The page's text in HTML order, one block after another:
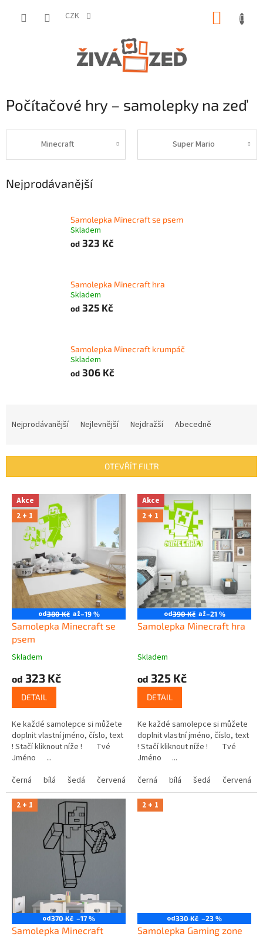
CZK
Počítačové hry – samolepky na zeď
Minecraft Super Mario
Nejprodávanější
Samolepka Minecraft se psem
Skladem
od 323 Kč
Samolepka Minecraft hra
Skladem
od 325 Kč
Samolepka Minecraft krumpáč
Skladem
od 306 Kč
í
Nejprodávanější Nejlevnější Nejdražší Abecedně
OTEVŘÍT FILTR
V
p
Akce
2 + 1
od380 Kč až–19 %
Samolepka Minecraft se
psem
Skladem
od 323 Kč
DETAIL
Ke každé samolepce si můžete
doplnit vlastní jméno, číslo, text
! Stačí kliknout níže ! Tvé
Jméno ...
černá
bílá šedá červená modrá žlutá zelená růžová
Akce
2 + 1
od390 Kč až–21 %
Samolepka Minecraft hra
Skladem
od 325 Kč
DETAIL
Ke každé samolepce si můžete
doplnit vlastní jméno, číslo, text
! Stačí kliknout níže ! Tvé
Jméno ...
černá
bílá šedá červená
2 + 1
od370 Kč –17 %
Samolepka Minecraft
2 + 1
od330 Kč –23 %
Samolepka Gaming zone